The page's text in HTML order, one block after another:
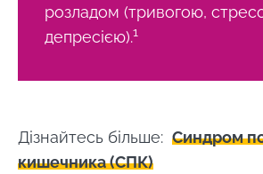
розладом (тривогою,
депресією).1
Дізнайтесь більше: Синдром
кишечника (СПК)